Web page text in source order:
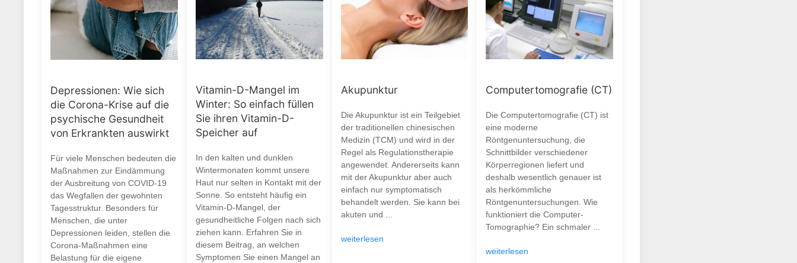
Depressionen: Wie sich
die Corona-Krise auf die
psychische Gesundheit
von Erkrankten auswirkt
Für viele Menschen bedeuten die
Maßnahmen zur Eindämmung
der Ausbreitung von COVID-19
das Wegfallen der gewohnten
Tagesstruktur. Besonders für
Menschen, die unter
Depressionen leiden, stellen die
Corona-Maßnahmen eine
Belastung für die eigene
Vitamin-D-Mangel im
Winter: So einfach füllen
Sie ihren Vitamin-D-
Speicher auf
In den kalten und dunklen
Wintermonaten kommt unsere
Haut nur selten in Kontakt mit der
Sonne. So entsteht häufig ein
Vitamin-D-Mangel, der
gesundheitliche Folgen nach sich
ziehen kann. Erfahren Sie in
diesem Beitrag, an welchen
Symptomen Sie einen Mangel an
Akupunktur
Die Akupunktur ist ein Teilgebiet
der traditionellen chinesischen
Medizin (TCM) und wird in der
Regel als Regulationstherapie
angewendet. Andererseits kann
mit der Akupunktur aber auch
einfach nur symptomatisch
behandelt werden. Sie kann bei
akuten und ...
weiterlesen
Computertomografie (CT)
Die Computertomografie (CT) ist
eine moderne
Röntgenuntersuchung, die
Schnittbilder verschiedener
Körperregionen liefert und
deshalb wesentlich genauer ist
als herkömmliche
Röntgenuntersuchungen. Wie
funktioniert die Computer-
Tomographie? Ein schmaler ...
weiterlesen